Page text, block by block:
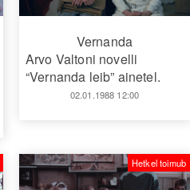
Vernanda
Arvo Valtoni novelli
“Vernanda leib” ainetel.
02.01.1988 12:00
Hetkel toimub